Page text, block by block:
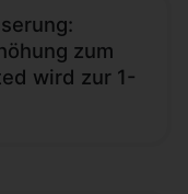
zum
wird zur 1-